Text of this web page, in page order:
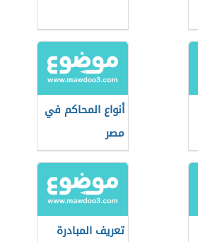
أنواع المحاكم في
مصر
تعريف المبادرة